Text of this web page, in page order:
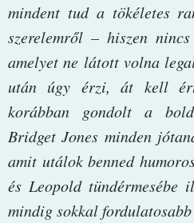
mindent tud a tökéletes
szerelemről – hiszen
amelyet ne látott volna
után úgy érzi, át kell
korábban gondolt a
Bridget Jones minden
amit utálok benned
és Leopold tündérmesébe
mindig sokkal fordulatosabb